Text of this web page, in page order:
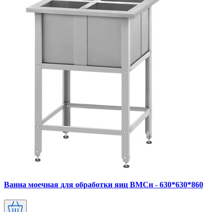
Ванна моечная для обработки яиц ВМСн - 630*630*860